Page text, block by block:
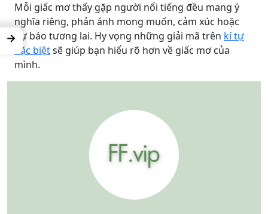
Mỗi giấc mơ thấy gặp người nổi tiếng đều mang ý
nghĩa riêng, phản ánh mong muốn, cảm xúc hoặc
dự báo tương lai. Hy vọng những giải mã trên kí tự
đặc biệtsẽ giúp bạn hiểu rõ hơn về giấc mơ của
mình.
→